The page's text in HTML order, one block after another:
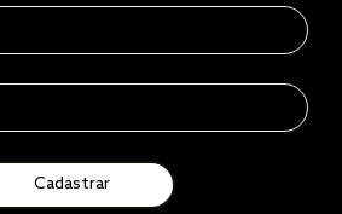
Cadastrar